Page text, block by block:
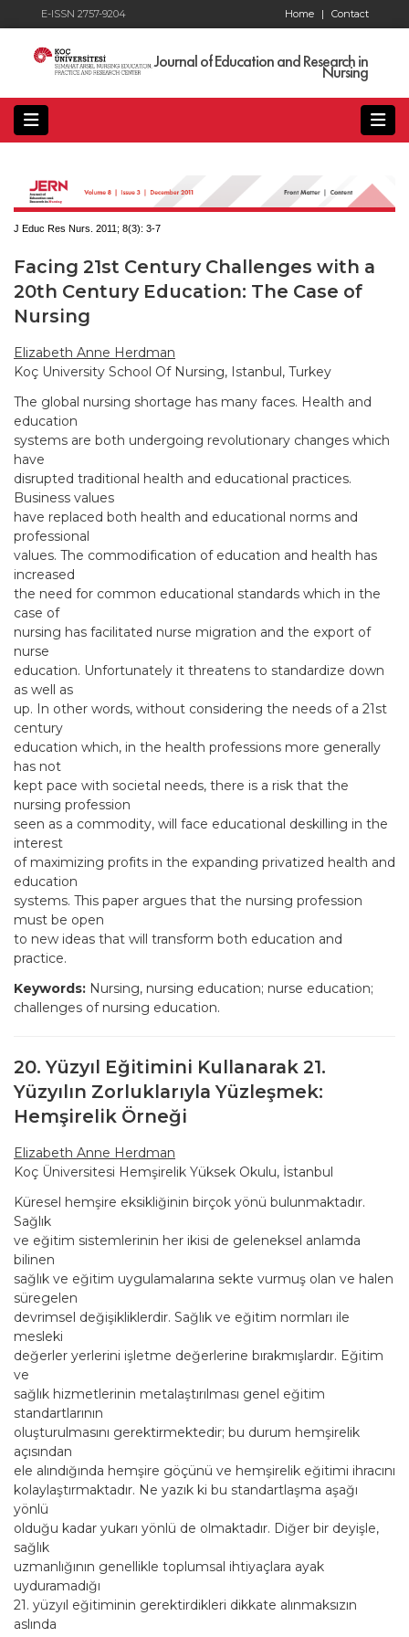
E-ISSN 2757-9204 Contact
Home |
Journal of Education and Research in
Nursing
J Educ Res Nurs. 2011; 8(3): 3-7
Facing 21st Century Challenges with a
20th Century Education: The Case of
Nursing
Elizabeth Anne Herdman
Koç University School Of Nursing, Istanbul, Turkey
The global nursing shortage has many faces. Health and
education
systems are both undergoing revolutionary changes which
have
disrupted traditional health and educational practices.
Business values
have replaced both health and educational norms and
professional
values. The commodification of education and health has
increased
the need for common educational standards which in the
case of
nursing has facilitated nurse migration and the export of
nurse
education. Unfortunately it threatens to standardize down
as well as
up. In other words, without considering the needs of a 21st
century
education which, in the health professions more generally
has not
kept pace with societal needs, there is a risk that the
nursing profession
seen as a commodity, will face educational deskilling in the
interest
of maximizing profits in the expanding privatized health and
education
systems. This paper argues that the nursing profession
must be open
to new ideas that will transform both education and
practice.
Keywords: Nursing, nursing education; nurse education;
challenges of nursing education.
20. Yüzyıl Eğitimini Kullanarak 21.
Yüzyılın Zorluklarıyla Yüzleşmek:
Hemşirelik Örneği
Elizabeth Anne Herdman
Koç Üniversitesi Hemşirelik Yüksek Okulu, İstanbul
Küresel hemşire eksikliğinin birçok yönü bulunmaktadır.
Sağlık
ve eğitim sistemlerinin her ikisi de geleneksel anlamda
bilinen
sağlık ve eğitim uygulamalarına sekte vurmuş olan ve halen
süregelen
devrimsel değişikliklerdir. Sağlık ve eğitim normları ile
mesleki
değerler yerlerini işletme değerlerine bırakmışlardır. Eğitim
ve
sağlık hizmetlerinin metalaştırılması genel eğitim
standartlarının
oluşturulmasını gerektirmektedir; bu durum hemşirelik
açısından
ele alındığında hemşire göçünü ve hemşirelik eğitimi ihracını
kolaylaştırmaktadır. Ne yazık ki bu standartlaşma aşağı
yönlü
olduğu kadar yukarı yönlü de olmaktadır. Diğer bir deyişle,
sağlık
uzmanlığının genellikle toplumsal ihtiyaçlara ayak
uyduramadığı
21. yüzyıl eğitiminin gerektirdikleri dikkate alınmaksızın
aslında